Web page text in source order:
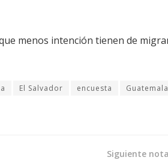
menos intención tienen de
El Salvador encuesta Guatemala
Siguiente nota